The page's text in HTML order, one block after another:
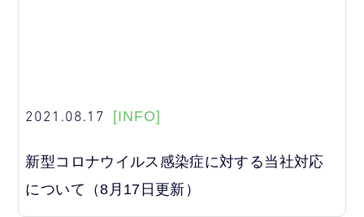
2021.08.17 [INFO]
新型コロナウイルス感染症に対する当社対応
について（8月17日更新）